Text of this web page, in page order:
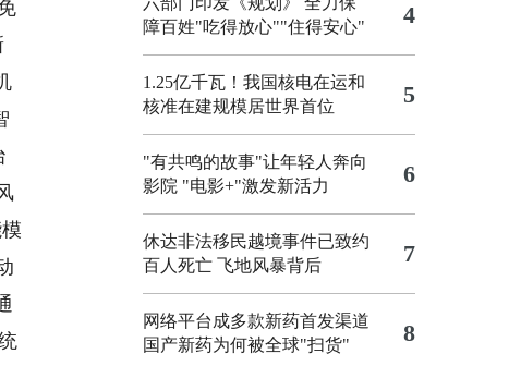
障百姓"吃得放心""住得安心"
4
1.25亿千瓦！我国核电在运和
核准在建规模居世界首位
5
"有共鸣的故事"让年轻人奔向
影院 "电影+"激发新活力 6
休达非法移民越境事件已致约
百人死亡 飞地风暴背后 7
网络平台成多款新药首发渠道
国产新药为何被全球"扫货"
8